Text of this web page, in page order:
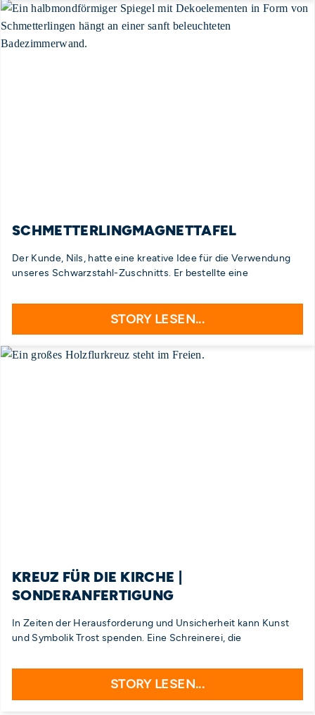
SCHMETTERLINGMAGNETTAFEL
Der Kunde, Nils, hatte eine kreative Idee für die Verwendung
unseres Schwarzstahl-Zuschnitts. Er bestellte eine
STORY LESEN...
KREUZ FÜR DIE KIRCHE |
SONDERANFERTIGUNG
In Zeiten der Herausforderung und Unsicherheit kann Kunst
und Symbolik Trost spenden. Eine Schreinerei, die
STORY LESEN...